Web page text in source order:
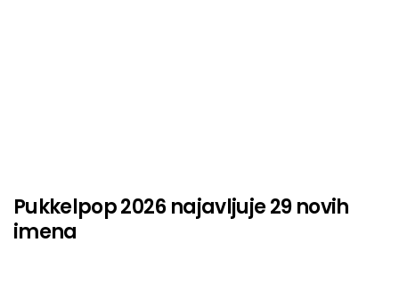
Pukkelpop 2026 najavljuje 29 novih
imena